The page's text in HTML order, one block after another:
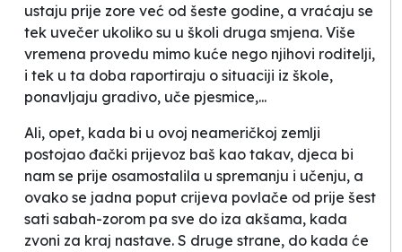
ustaju prije zore već od šeste godine, a vraćaju se
tek uvečer ukoliko su u školi druga smjena. Više
vremena provedu mimo kuće nego njihovi roditelji,
i tek u ta doba raportiraju o situaciji iz škole,
ponavljaju gradivo, uče pjesmice,...
Ali, opet, kada bi u ovoj neameričkoj zemlji
postojao đački prijevoz baš kao takav, djeca bi
nam se prije osamostalila u spremanju i učenju, a
ovako se jadna poput crijeva povlače od prije šest
sati sabah-zorom pa sve do iza akšama, kada
zvoni za kraj nastave. S druge strane, do kada će